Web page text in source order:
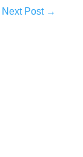
Next Post→